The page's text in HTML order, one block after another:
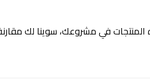
المنتجات في مشروعك، سوينا لك